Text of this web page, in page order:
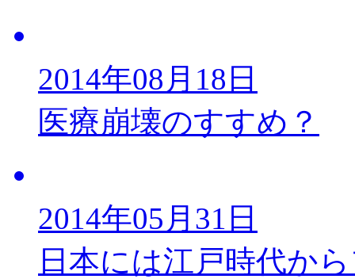
2014年08月18日
医療崩壊のすすめ？
2014年05月31日
日本には江戸時代か